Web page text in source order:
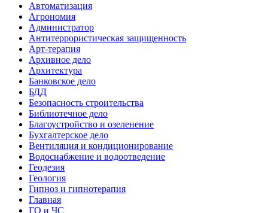
Автоматизация
Агрономия
Администратор
Антитеррористическая защищенность
Арт-терапия
Архивное дело
Архитектура
Банковское дело
БДД
Безопасность строительства
Библиотечное дело
Благоустройство и озеленение
Бухгалтерское дело
Вентиляция и кондиционирование
Водоснабжение и водоотведение
Геодезия
Геология
Гипноз и гипнотерапия
Главная
ГО и ЧС